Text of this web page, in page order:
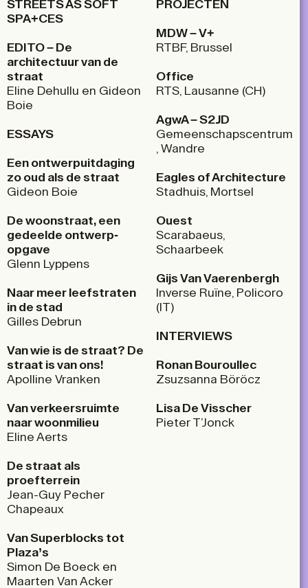
STREETS AS SOFT
SPA+CES
EDITO – De
architectuur van de
straat
Eline Dehullu en Gideon
Boie
ESSAYS
Een ontwerp­uitdaging
zo oud als de straat
Gideon Boie
De woonstraat, een
gedeelde ontwerp­
opgave
Glenn Lyppens
Naar meer leefstraten
in de stad
Gilles Debrun
Van wie is de straat? De
straat is van ons!
Apolline Vranken
Van verkeers­ruimte
naar woonmilieu
Eline Aerts
De straat als
proefterrein
Jean-Guy Pecher
Chapeaux
Van Superblocks tot
Plaza’s
Simon De Boeck en
Maarten Van Acker
PROJECTEN
MDW – V+
RTBF, Brussel
Office
RTS, Lausanne (CH)
AgwA – S2JD
Gemeenschapscentrum
, Wandre
Eagles of Architecture
Stadhuis, Mortsel
Ouest
Scarabaeus,
Schaarbeek
Gijs Van Vaerenbergh
Inverse Ruïne, Policoro
(IT)
INTERVIEWS
Ronan Bouroullec
Zsuzsanna Böröcz
Lisa De Visscher
Pieter T’Jonck